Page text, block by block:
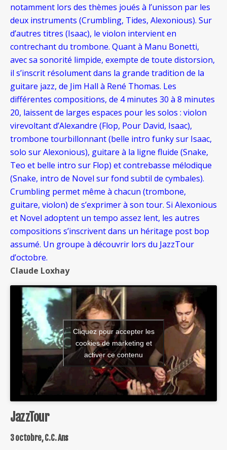
notamment lors des thèmes joués à l’unisson par les
deux instruments (Crumbling, Tides, Alexonious). Sur
d’autres titres (Isaac), le violon intervient en
contrechant du trombone. Quant à Manu Bonetti,
avec sa sonorité limpide, exempte de toute distorsion,
il s’inscrit résolument dans la grande tradition de la
guitare jazz, de Jim Hall à René Thomas. Les
différentes compositions, de 4 minutes 30 à 8 minutes
20, laissent de larges espaces pour les solos : violon
virevoltant d’Alexandre (Flop, Pour David, Isaac),
trombone tourbillonnant (belle intro funky sur Isaac,
solo sur Alexonious), guitare à la ligne fluide (Snake,
Teo et belle intro sur Flop) et contrebasse mélodique
(Snake, intro de Novel sur fond subtil de cymbales).
Crumbling permet même à chacun (trombone,
guitare, violon) de s’exprimer à son tour. Si Alexonious
et Novel adoptent un tempo assez lent, les autres
compositions s’inscrivent dans un héritage post bop
assumé. Un groupe à découvrir lors du JazzTour
d’octobre.
Claude Loxhay
Cliquez pour accepter les
cookies de marketing et
activer ce contenu
JazzTour
3 octobre, C.C. Ans